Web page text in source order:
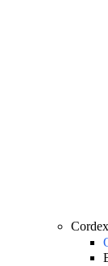
Cordex